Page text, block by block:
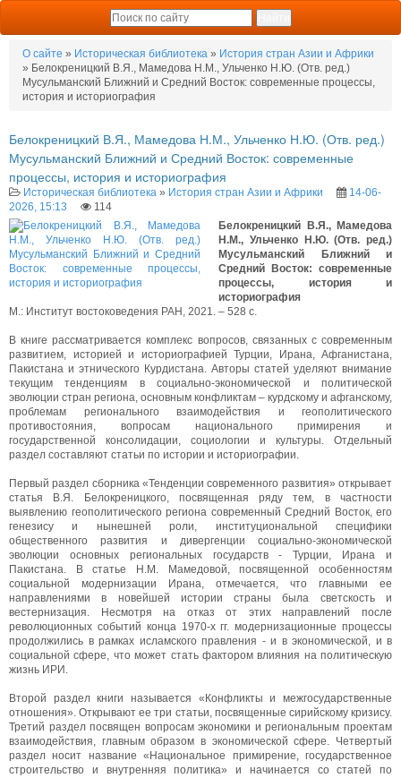
О сайте » Историческая библиотека » История стран Азии и Африки
» Белокреницкий В.Я., Мамедова Н.М., Ульченко Н.Ю. (Отв. ред.)
Мусульманский Ближний и Средний Восток: современные процессы,
история и историография
Белокреницкий В.Я., Мамедова Н.М., Ульченко Н.Ю. (Отв. ред.)
Мусульманский Ближний и Средний Восток: современные
процессы, история и историография
Историческая библиотека » История стран Азии и Африки
14-06-
2026, 15:13
114
Белокреницкий В.Я., Мамедова
Н.М., Ульченко Н.Ю. (Отв. ред.)
Мусульманский Ближний и
Средний Восток: современные
процессы, история и
историография
М.: Институт востоковедения РАН, 2021. – 528 с.
В книге рассматривается комплекс вопросов, связанных с современным
развитием, историей и историографией Турции, Ирана, Афганистана,
Пакистана и этнического Курдистана. Авторы статей уделяют внимание
текущим тенденциям в социально-экономической и политической
эволюции стран региона, основным конфликтам – курдскому и афганскому,
проблемам регионального взаимодействия и геополитического
противостояния, вопросам национального примирения и
государственной консолидации, социологии и культуры. Отдельный
раздел составляют статьи по истории и историографии.
Первый раздел сборника «Тенденции современного развития» открывает
статья В.Я. Белокреницкого, посвященная ряду тем, в частности
выявлению геополитического региона современный Средний Восток, его
генезису и нынешней роли, институциональной специфики
общественного развития и дивергенции социально-экономической
эволюции основных региональных государств - Турции, Ирана и
Пакистана. В статье Н.М. Мамедовой, посвященной особенностям
социальной модернизации Ирана, отмечается, что главными ее
направлениями в новейшей истории страны была светскость и
вестернизация. Несмотря на отказ от этих направлений после
революционных событий конца 1970-х гг. модернизационные процессы
продолжились в рамках исламского правления - и в экономической, и в
социальной сфере, что может стать фактором влияния на политическую
жизнь ИРИ.
Второй раздел книги называется «Конфликты и межгосударственные
отношения». Открывают ее три статьи, посвященные сирийскому кризису.
Третий раздел посвящен вопросам экономики и региональным проектам
взаимодействия, главным образом в экономической сфере. Четвертый
раздел носит название «Национальное примирение, государственное
строительство и внутренняя политика» и начинается со статей по